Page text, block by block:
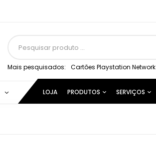
Mais pesquisados: Cartões Playstation Network
LOJA PRODUTOS SERVIÇOS